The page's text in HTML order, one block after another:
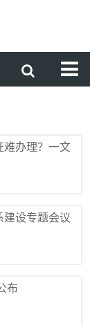
难办理？一文
建设专题会议
布